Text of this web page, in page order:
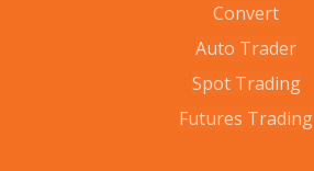
Convert
Auto Trader
Spot Trading
Futures Trading